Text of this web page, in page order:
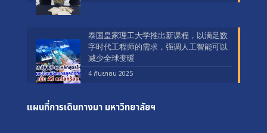
泰国皇家理工大学推出新课程，以满足数
字时代工程师的需求，强调人工智能可以
减少全球变暖
4 กันยายน 2025
แผนที่การเดินทางมา มหาวิทยาลัยฯ